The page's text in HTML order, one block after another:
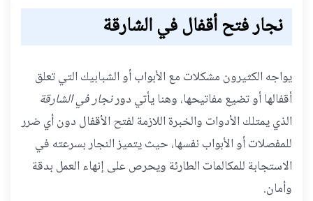
نجار فتح أقفال في الشارقة
يواجه الكثيرون مشكلات مع الأبواب أو الشبابيك التي تعلق
أقفالها أو تضيع مفاتيحها، وهنا يأتي دورنجار في الشارقة
الذي يمتلك الأدوات والخبرة اللازمة لفتح الأقفال دون أي ضرر
للمفصلات أو الأبواب نفسها، حيث يتميز النجار بسرعته في
الاستجابة للمكالمات الطارئة ويحرص على إنهاء العمل بدقة
وأمان.